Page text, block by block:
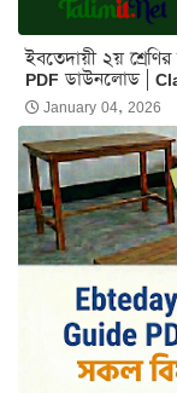
ইবতেদায়ী ২য়
PDF ডাউনলোড |
January 04, 2026